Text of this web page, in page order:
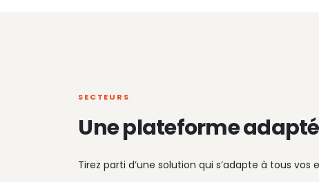
SECTEURS
Une plateforme
Tirez parti d’une solution qui s’adapte à tous